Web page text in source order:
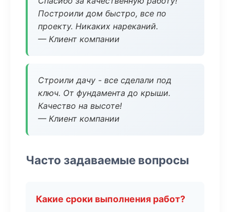
Построили дом быстро, все по
проекту. Никаких нареканий.
— Клиент компании
Строили дачу - все сделали под
ключ. От фундамента до крыши.
Качество на высоте!
— Клиент компании
Часто задаваемые вопросы
Какие сроки выполнения работ?